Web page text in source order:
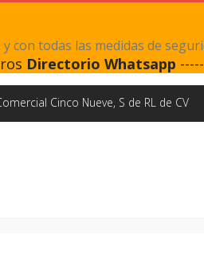
con todas las medidas de
Directorio Whatsapp
Cinco Nueve, S de RL de CV